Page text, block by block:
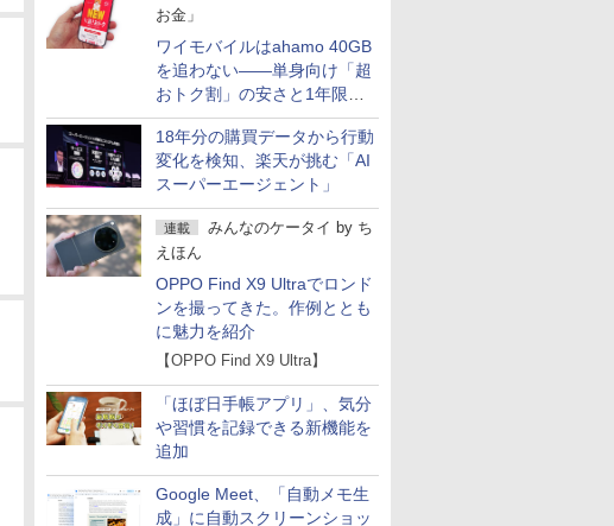
お金」
ワイモバイルはahamo 40GB
を追わない――単身向け「超
おトク割」の安さと1年限定
の注意点
18年分の購買データから行動
変化を検知、楽天が挑む「AI
スーパーエージェント」
連載 みんなのケータイ by ち
えほん
OPPO Find X9 Ultraでロンド
ンを撮ってきた。作例ととも
に魅力を紹介
【OPPO Find X9 Ultra】
「ほぼ日手帳アプリ」、気分
や習慣を記録できる新機能を
追加
Google Meet、「自動メモ生
成」に自動スクリーンショッ